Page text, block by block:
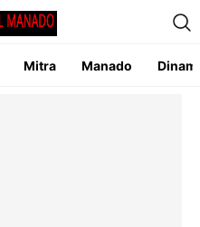
Mitra Manado